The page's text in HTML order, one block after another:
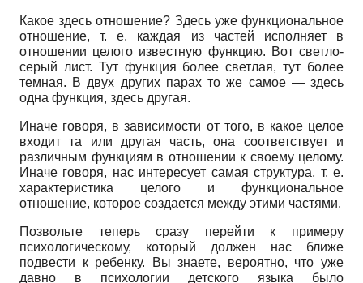
Какое здесь отношение? Здесь уже функциональное
отношение, т. е. каждая из частей исполняет в
отношении целого известную функцию. Вот светло­
серый лист. Тут функция более светлая, тут более
темная. В двух других парах то же самое —здесь
одна функция, здесь другая.
Иначе говоря, в зависимости от того, в какое целое
входит та или другая часть, она соответствует и
различным функциям в отношении к своему целому.
Иначе говоря, нас интересует самая структура, т. е.
характеристика целого и функциональное
отношение, которое создается между этими частями.
Позвольте теперь сразу перейти к примеру
психологическому, который должен нас ближе
подвести к ребенку. Вы знаете, вероятно, что уже
давно в психологии детского языка было